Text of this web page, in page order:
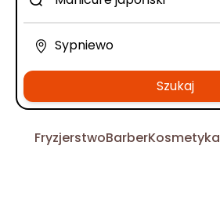
Szukaj
FryzjerstwoBarberKosmetyka